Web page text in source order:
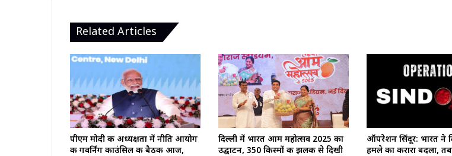
Related Articles
पीएम मोदी की अध्यक्षता में नीति आयोग
की गवर्निंग काउंसिल की बैठक आज,
दिल्ली में भारत आम महोत्सव 2025 का
उद्घाटन, 350 किस्मों की झलक से दिखी
ऑपरेशन सिंदूर: भारत ने
हमले का करारा बदला,